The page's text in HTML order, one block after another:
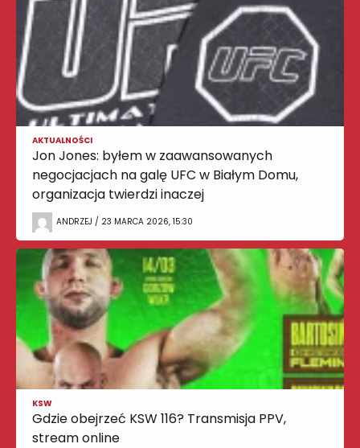
AKTUALNOŚCI
Jon Jones: byłem w zaawansowanych
negocjacjach na galę UFC w Białym Domu,
organizacja twierdzi inaczej
ANDRZEJ / 23 MARCA 2026, 15:30
KSW
Gdzie obejrzeć KSW 116? Transmisja PPV,
stream online